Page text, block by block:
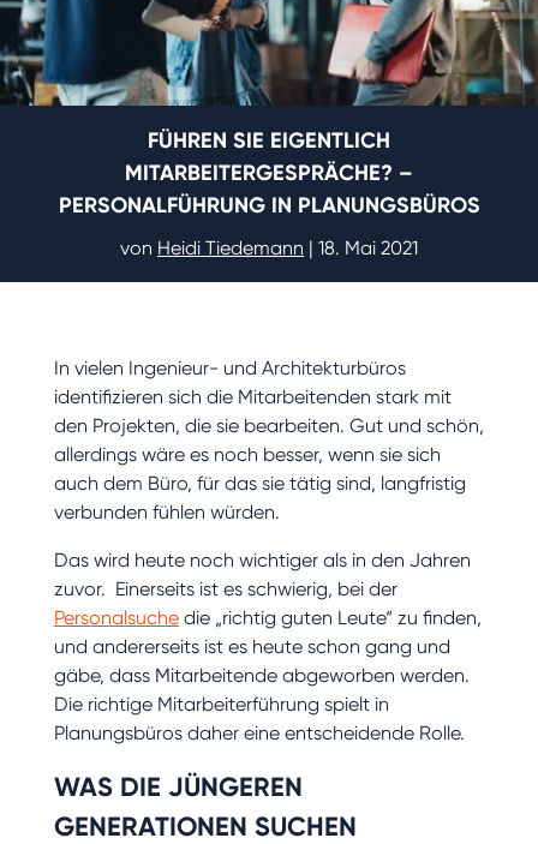
FÜHREN SIE EIGENTLICH
MITARBEITERGESPRÄCHE? –
PERSONALFÜHRUNG IN PLANUNGSBÜROS
von Heidi Tiedemann | 18. Mai 2021
In vielen Ingenieur- und Architekturbüros
identifizieren sich die Mitarbeitenden stark mit
den Projekten, die sie bearbeiten. Gut und schön,
allerdings wäre es noch besser, wenn sie sich
auch dem Büro, für das sie tätig sind, langfristig
verbunden fühlen würden.
Das wird heute noch wichtiger als in den Jahren
zuvor. Einerseits ist es schwierig, bei der
Personalsuchedie „richtig guten Leute“ zu finden,
und andererseits ist es heute schon gang und
gäbe, dass Mitarbeitende abgeworben werden.
Die richtige Mitarbeiterführung spielt in
Planungsbüros daher eine entscheidende Rolle.
WAS DIE JÜNGEREN
GENERATIONEN SUCHEN